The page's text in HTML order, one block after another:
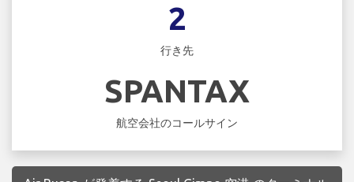
2
行き先
SPANTAX
航空会社のコールサイン